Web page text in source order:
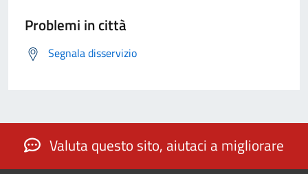
Problemi in città
Segnala disservizio
Valuta questo sito, aiutaci a migliorare